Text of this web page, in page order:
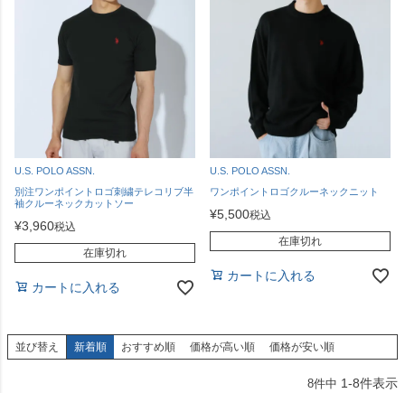
U.S. POLO ASSN.
別注ワンポイントロゴ刺繍テレコリブ半
袖クルーネックカットソー
¥3,960税込
在庫切れ
カートに入れる
U.S. POLO ASSN.
ワンポイントロゴクルーネックニット
¥5,500税込
在庫切れ
カートに入れる
並び替え 新着順 おすすめ順 価格が高い順 価格が安い順
8件中 1-8件表示